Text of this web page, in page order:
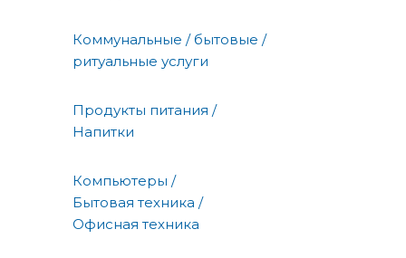
Коммунальные / бытовые /
ритуальные услуги
Продукты питания /
Напитки
Компьютеры /
Бытовая техника /
Офисная техника